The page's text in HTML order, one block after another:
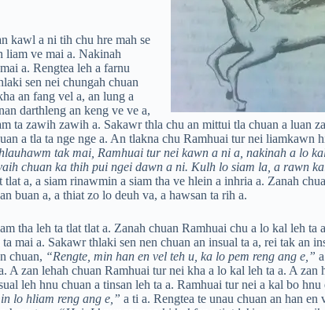
kawl a ni tih chu hre mah se
liam ve mai a. Nakinah
a. Rengtea leh a farnu
sen nei chungah chuan
an fang vel a, an lung a
darthleng an keng ve ve a,
ta zawih zawih a. Sakawr thla chu an mittui tla chuan a luan
a tla ta nge nge a. An tlakna chu Ramhuai tur nei liamkawn
tak mai, Ramhuai tur nei kawn a ni a, nakinah a lo
chuan ka thih pui ngei dawn a ni. Kulh lo siam la, a rawn
a, a siam rinawmin a siam tha ve hlein a inhria a. Zanah
buan a, a thiat zo lo deuh va, a hawsan ta rih a.
tha leh ta tlat tlat a. Zanah chuan Ramhuai chu a lo kal leh ta
mai a. Sakawr thlaki sen nen chuan an insual ta a, rei tak an
chuan, “Rengte, min han en vel teh u, ka lo pem reng ang e,”
A zan lehah chuan Ramhuai tur nei kha a lo kal leh ta a. A zan
leh hnu chuan a tinsan leh ta a. Ramhuai tur nei a kal bo hnu
lo hliam reng ang e,” a ti a. Rengtea te unau chuan an han en